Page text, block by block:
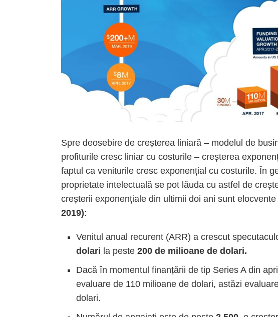
Spre deosebire de creșterea liniară – modelul de
profiturile cresc liniar cu costurile – creșterea
faptul ca veniturile cresc exponențial cu costurile. În
proprietate intelectuală se pot lăuda cu astfel de
creșterii exponențiale din ultimii doi ani sunt elocvente
2019):
Venitul anual recurent (ARR) a crescut
dolari la peste 200 de milioane de dolari.
Dacă în momentul finanțării de tip Series A din
evaluare de 110 milioane de dolari, astăzi
dolari.